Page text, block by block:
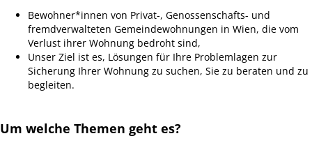
Bewohner*innen von Privat‑, Genossenschafts- und
fremdverwalteten Gemeindewohnungen in Wien, die vom
Verlust ihrer Wohnung bedroht sind,
Unser Ziel ist es, Lösungen für Ihre Problemlagen zur
Sicherung Ihrer Wohnung zu suchen, Sie zu beraten und zu
begleiten.
Um welche Themen geht es?